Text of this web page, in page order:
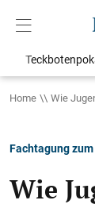
Home Wie
Fachtagung
Wie